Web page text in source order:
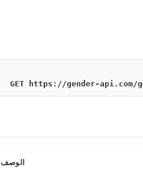
GET https://gender-api.com/
الوصف